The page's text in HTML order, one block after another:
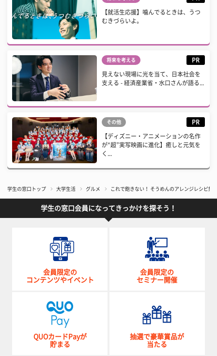
【就活生応援】噛んでるときは、うつ
むきづらいよ。
将来を考える PR
見えない現場に光を当て、日本社会を
支える - 経済産業省・水口さんが語る...
その他 PR
【ディズニー・アニメーションの名作
が“超”実写映画に進化】癒しと元気を
く...
学生の窓口トップ 大学生活 グルメ これで飽きない！ そうめんのアレンジレシピ集
学生の窓口会員になってきっかけを探そう！
会員限定の
コンテンツやイベント
会員限定の
セミナー開催
QUOカードPayが
貯まる
抽選で豪華賞品が
当たる